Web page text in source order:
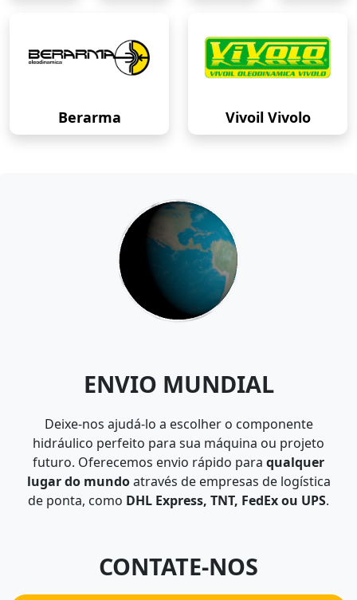
Berarma Vivoil Vivolo
ENVIO MUNDIAL
Deixe-nos ajudá-lo a escolher o componente
hidráulico perfeito para sua máquina ou projeto
futuro. Oferecemos envio rápido para qualquer
lugar do mundoatravés de empresas de logística
de ponta, como DHL Express, TNT, FedEx ou UPS.
CONTATE-NOS